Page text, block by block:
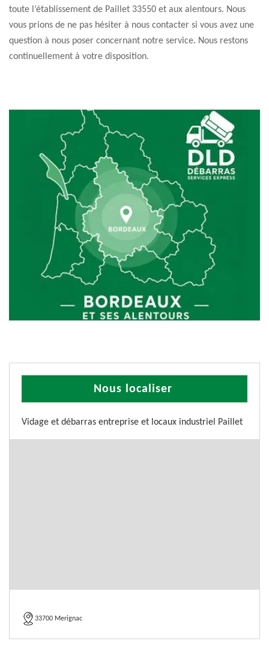
toute l’établissement de Paillet 33550 et aux alentours. Nous
vous prions de ne pas hésiter à nous contacter si vous avez une
question à nous poser concernant notre service. Nous restons
continuellement à votre disposition.
Nous localiser
Vidage et débarras entreprise et locaux industriel Paillet
33700 Merignac